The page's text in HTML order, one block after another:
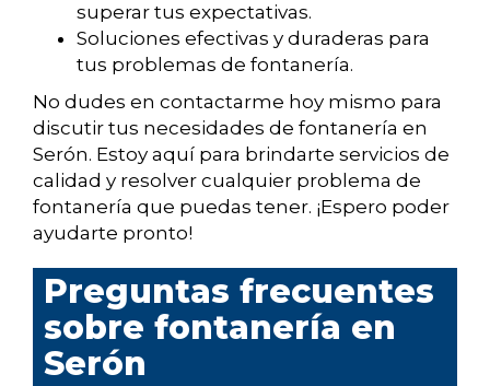
superar tus expectativas.
Soluciones efectivas y duraderas para
tus problemas de fontanería.
No dudes en contactarme hoy mismo para
discutir tus necesidades de fontanería en
Serón. Estoy aquí para brindarte servicios de
calidad y resolver cualquier problema de
fontanería que puedas tener. ¡Espero poder
ayudarte pronto!
Preguntas frecuentes
sobre fontanería en
Serón